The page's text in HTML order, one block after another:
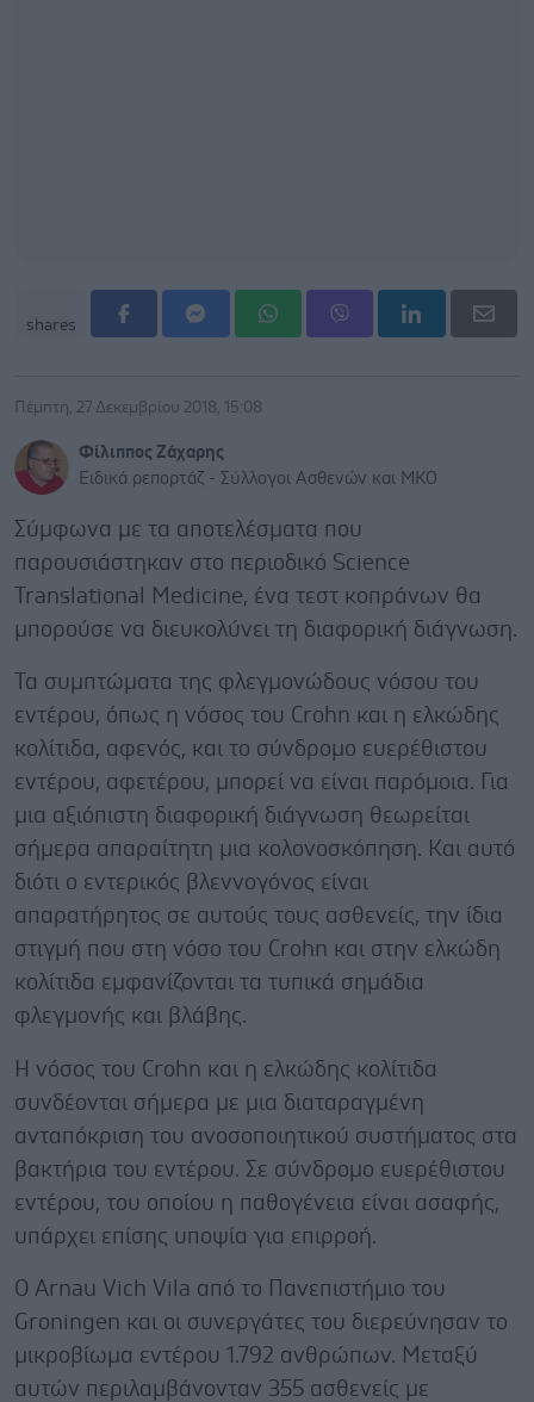
shares
Πέμπτη, 27 Δεκεμβρίου 2018, 15:08
Φίλιππος Ζάχαρης
Ειδικά ρεπορτάζ - Σύλλογοι Ασθενών και ΜΚΟ
Σύμφωνα με τα αποτελέσματα που
παρουσιάστηκαν στο περιοδικό Science
Translational Medicine, ένα τεστ κοπράνων θα
μπορούσε να διευκολύνει τη διαφορική διάγνωση.
Τα συμπτώματα της φλεγμονώδους νόσου του
εντέρου, όπως η νόσος του Crohn και η ελκώδης
κολίτιδα, αφενός, και το σύνδρομο ευερέθιστου
εντέρου, αφετέρου, μπορεί να είναι παρόμοια. Για
μια αξιόπιστη διαφορική διάγνωση θεωρείται
σήμερα απαραίτητη μια κολονοσκόπηση. Και αυτό
διότι ο εντερικός βλεννογόνος είναι
απαρατήρητος σε αυτούς τους ασθενείς, την ίδια
στιγμή που στη νόσο του Crohn και στην ελκώδη
κολίτιδα εμφανίζονται τα τυπικά σημάδια
φλεγμονής και βλάβης.
Η νόσος του Crohn και η ελκώδης κολίτιδα
συνδέονται σήμερα με μια διαταραγμένη
ανταπόκριση του ανοσοποιητικού συστήματος στα
βακτήρια του εντέρου. Σε σύνδρομο ευερέθιστου
εντέρου, του οποίου η παθογένεια είναι ασαφής,
υπάρχει επίσης υποψία για επιρροή.
Ο Arnau Vich Vila από το Πανεπιστήμιο του
Groningen και οι συνεργάτες του διερεύνησαν το
μικροβίωμα εντέρου 1.792 ανθρώπων. Μεταξύ
αυτών περιλαμβάνονταν 355 ασθενείς με